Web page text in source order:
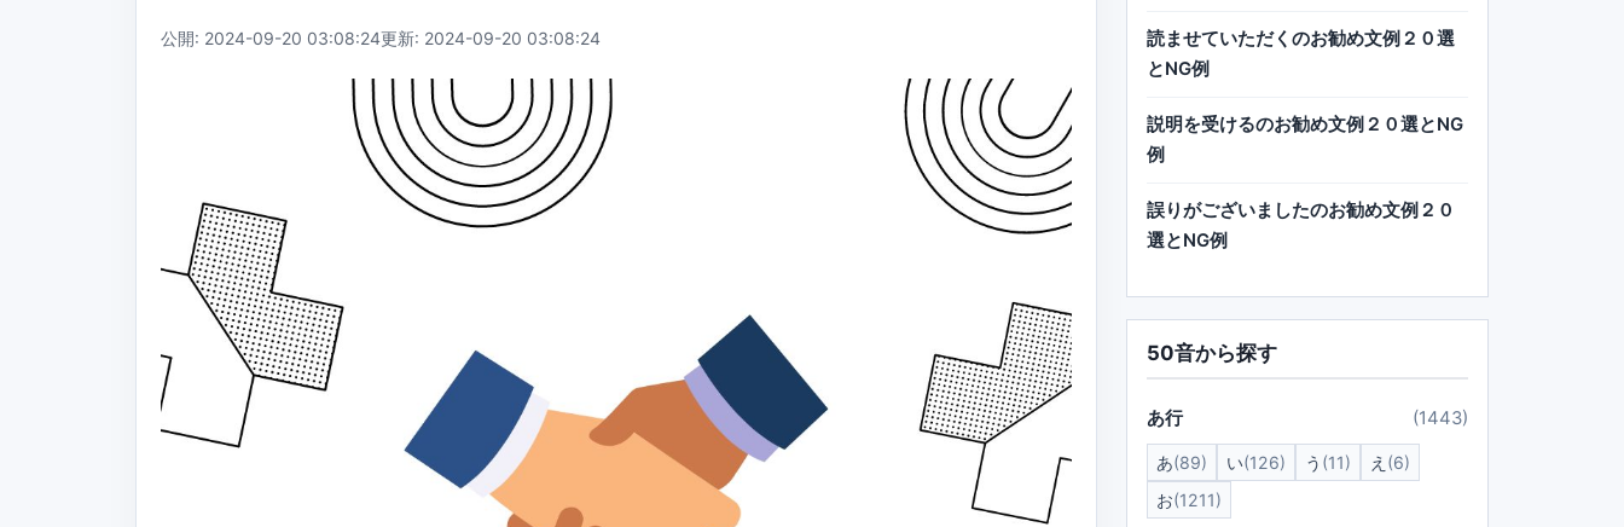
公開: 2024-09-20 03:08:24更新: 2024-09-20 03:08:24
読ませていただくのお勧め文例２０選
とNG例
説明を受けるのお勧め文例２０選とNG
例
誤りがございましたのお勧め文例２０
選とNG例
50音から探す
あ行 (1443)
あ(89) い(126) う (11) え (6)
お(1211)